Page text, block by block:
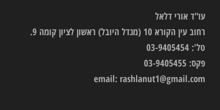
עו"ד אורי דלאל
רחוב עין הקורא 10 (מגדל היובל) ראשון לציון קומה 9.
טל': 03-9405454
פקס: 03-9405455
email: rashlanut1@gmail.com